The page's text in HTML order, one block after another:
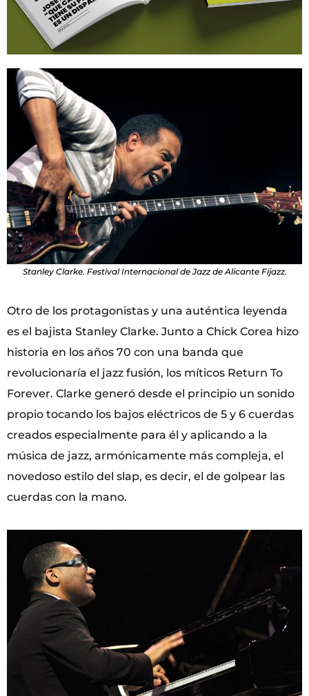
Stanley Clarke. Festival Internacional de Jazz de Alicante Fijazz.
Otro de los protagonistas y una auténtica leyenda
es el bajista Stanley Clarke. Junto a Chick Corea hizo
historia en los años 70 con una banda que
revolucionaría el jazz fusión, los míticos Return To
Forever. Clarke generó desde el principio un sonido
propio tocando los bajos eléctricos de 5 y 6 cuerdas
creados especialmente para él y aplicando a la
música de jazz, armónicamente más compleja, el
novedoso estilo del slap, es decir, el de golpear las
cuerdas con la mano.